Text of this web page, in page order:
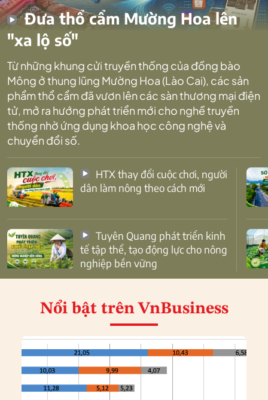
Đưa thổ cẩm Mường Hoa lên
"xa lộ số"
Từ những khung cửi truyền thống của đồng bào
Mông ở thung lũng Mường Hoa (Lào Cai), các sản
phẩm thổ cẩm đã vươn lên các sàn thương mại điện
tử, mở ra hướng phát triển mới cho nghề truyền
thống nhờ ứng dụng khoa học công nghệ và
chuyển đổi số.
dân làm nông theo cách mới
tế tập thể, tạo động lực cho nông
nghiệp bền vững
Nổi bật trên VnBusiness